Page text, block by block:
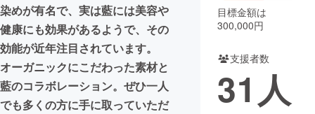
CAMPFIRE for Social Good
CAMPFIRE Creation
CAMPFIREふるさと納税machi-ya コミュニティ
染めが有名で、実は藍には美容や
健康にも効果があるようで、その
効能が近年注目されています。
オーガニックにこだわった素材と
藍のコラボレーション。ぜひ一人
でも多くの方に手に取っていただ
目標金額は
300,000円
支援者数
31 人